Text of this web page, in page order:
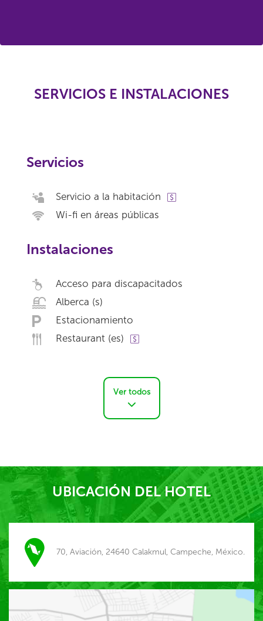
SERVICIOS E INSTALACIONES
Servicios
Servicio a la habitación
Wi-fi en áreas públicas
Instalaciones
Acceso para discapacitados
Alberca (s)
Estacionamiento
Restaurant (es)
Ver todos
UBICACIÓN DEL HOTEL
70, Aviación, 24640 Calakmul, Campeche, México.